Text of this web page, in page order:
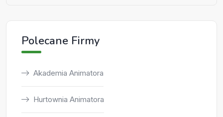
Polecane Firmy
Akademia Animatora
Hurtownia Animatora